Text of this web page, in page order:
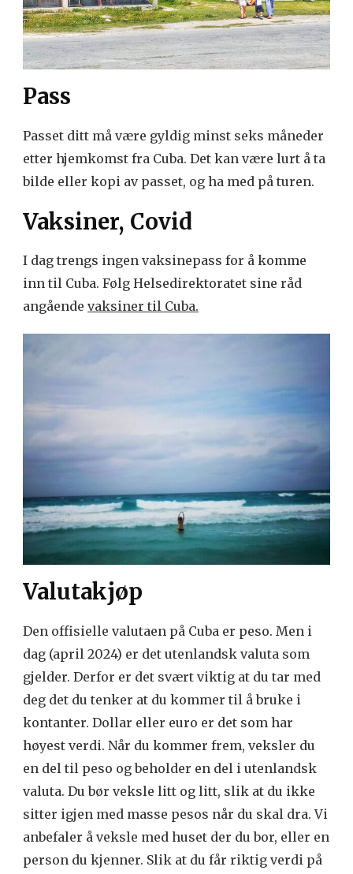
Pass
Passet ditt må være gyldig minst seks måneder
etter hjemkomst fra Cuba. Det kan være lurt å ta
bilde eller kopi av passet, og ha med på turen.
Vaksiner, Covid
I dag trengs ingen vaksinepass for å komme
inn til Cuba. Følg Helsedirektoratet sine råd
angående vaksiner til Cuba.
Valutakjøp
Den offisielle valutaen på Cuba er peso. Men i
dag (april 2024) er det utenlandsk valuta som
gjelder. Derfor er det svært viktig at du tar med
deg det du tenker at du kommer til å bruke i
kontanter. Dollar eller euro er det som har
høyest verdi. Når du kommer frem, veksler du
en del til peso og beholder en del i utenlandsk
valuta. Du bør veksle litt og litt, slik at du ikke
sitter igjen med masse pesos når du skal dra. Vi
anbefaler å veksle med huset der du bor, eller en
person du kjenner. Slik at du får riktig verdi på